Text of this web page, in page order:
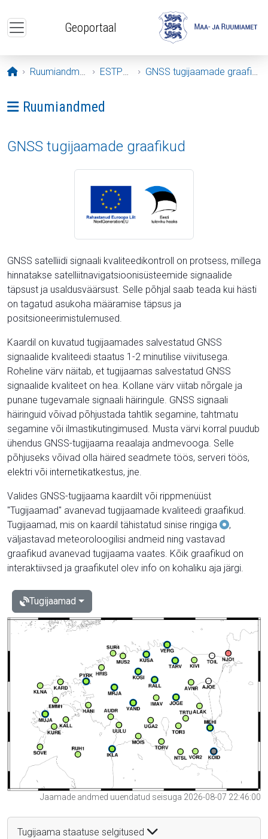
Geoportaal
Avaleht
Ruumiandmed ESTPOS GNSS tugijaamade graafikud
Ava menüü: Ruumiandmed
Ruumiandmed
GNSS tugijaamade graafikud
GNSS satelliidi signaali kvaliteedikontroll on protsess, millega
hinnatakse satelliitnavigatsioonisüsteemide signaalide
täpsust ja usaldusväärsust. Selle põhjal saab teada kui hästi
on tagatud asukoha määramise täpsus ja
positsioneerimistulemused.
Kaardil on kuvatud tugijaamades salvestatud GNSS
signaalide kvaliteedi staatus 1-2 minutilise viivitusega.
Roheline värv näitab, et tugijaamas salvestatud GNSS
signaalide kvaliteet on hea. Kollane värv viitab nõrgale ja
punane tugevamale signaali häiringule. GNSS signaali
häiringuid võivad põhjustada tahtlik segamine, tahtmatu
segamine või ilmastikutingimused. Musta värvi korral puudub
ühendus GNSS-tugijaama reaalaja andmevooga. Selle
põhjuseks võivad olla häired seadmete töös, serveri töös,
elektri või internetikatkestus, jne.
Valides GNSS-tugijaama kaardilt või rippmenüüst
"Tugijaamad" avanevad tugijaamade kvaliteedi graafikud.
Tugijaamad, mis on kaardil tähistatud sinise ringiga
,
väljastavad meteoroloogilisi andmeid ning vastavad
graafikud avanevad tugijaama vaates. Kõik graafikud on
interaktiivsed ja graafikutel olev info on kohaliku aja järgi.
Tugijaamad
Jaamade andmed uuendatud seisuga 2026-08-07 22:46:00
Tugijaama staatuse selgitused